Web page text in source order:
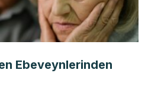
Ebeveynlerinden